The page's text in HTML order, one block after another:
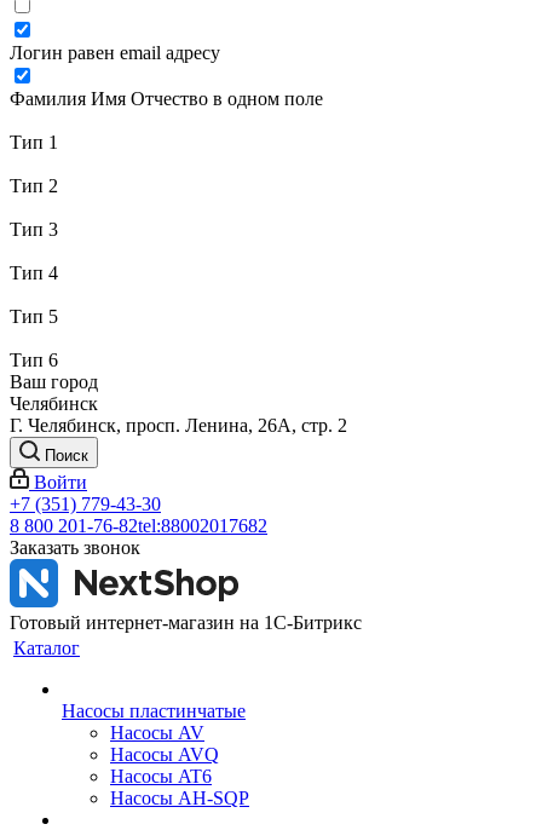
Логин равен email адресу
Фамилия Имя Отчество в одном поле
Тип 1
Тип 2
Тип 3
Тип 4
Тип 5
Тип 6
Ваш город
Челябинск
Г. Челябинск, просп. Ленина, 26А, стр. 2
Поиск
Войти
+7 (351) 779-43-30
8 800 201-76-82tel:88002017682
Заказать звонок
Готовый интернет-магазин на 1С-Битрикс
Каталог
Насосы пластинчатые
Насосы AV
Насосы AVQ
Насосы AT6
Насосы AH-SQP